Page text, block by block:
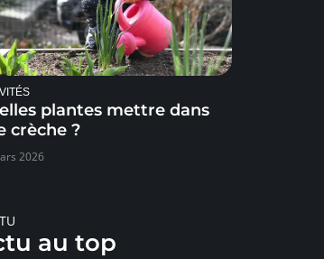
plantes mettre dans
crèche ?
2026
au top